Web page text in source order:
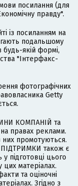
посилання (для
правду".
із посиланням на
подальшому
якій формі,
"Інтерфакс-
фотографічних
Getty
КОМПАНІЙ та
правах реклами.
них промотуються.
також є
підготовці цього
цих матеріалах.
та оціночні
Згідно з